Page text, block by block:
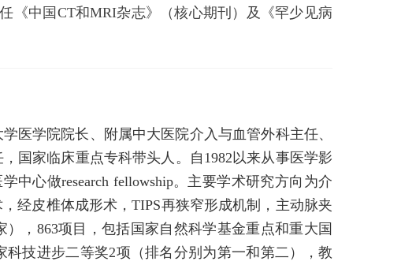
《中国CT和MRI杂志》（核心期刊）及《罕少见病
医学院院长、附属中大医院介入与血管外科主任、
国家临床重点专科带头人。自1982以来从事医学影
中心做research fellowship。主要学术研究方向为介
经皮椎体成形术，TIPS再狭窄形成机制，主动脉夹
，863项目，包括国家自然科学基金重点和重大国
技进步二等奖2项（排名分别为第一和第二），教